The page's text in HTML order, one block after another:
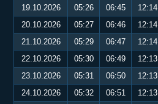
19.10.2026
05:26 06:45 12:14
20.10.2026
05:27 06:46 12:14
21.10.2026
05:29 06:47 12:14
22.10.2026
05:30 06:49 12:13
23.10.2026
05:31 06:50 12:13
24.10.2026
05:32 06:51 12:13